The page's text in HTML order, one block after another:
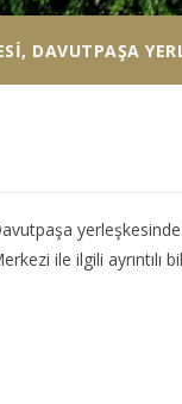
DAVUTPAŞA
ile ilgili ayrıntılı